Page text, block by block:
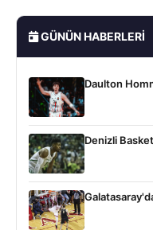
GÜNÜN HABERLERI
Daulton
Denizli Basket